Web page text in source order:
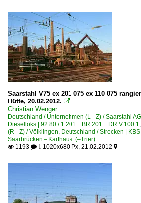
Saarstahl V75 ex 201 075 ex 110 075
Hütte, 20.02.2012. 
Christian Wenger
Deutschland / Unternehmen (L - Z) / Saarstahl
Dieselloks | 92 80 / 1 201 BR 201 DR V 100.1
(R - Z) / Völklingen Deutschland / Strecken |
Saarbrücken – Karthaus (–Trier)
 1193  1 1020x680 Px, 21.02.2012 